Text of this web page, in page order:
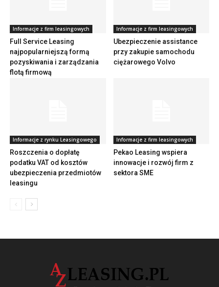
Informacje z firm leasingowych
Full Service Leasing
najpopularniejszą formą
pozyskiwania i zarządzania
flotą firmową
Informacje z firm leasingowych
Ubezpieczenie assistance
przy zakupie samochodu
ciężarowego Volvo
Informacje z rynku Leasingowego
Roszczenia o dopłatę
podatku VAT od kosztów
ubezpieczenia przedmiotów
leasingu
Informacje z firm leasingowych
Pekao Leasing wspiera
innowacje i rozwój firm z
sektora SME